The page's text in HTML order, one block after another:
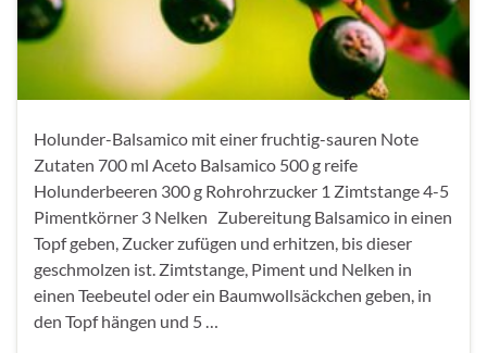
Holunder-Balsamico mit einer fruchtig-sauren Note
Zutaten 700 ml Aceto Balsamico 500 g reife
Holunderbeeren 300 g Rohrohrzucker 1 Zimtstange 4-5
Pimentkörner 3 Nelken Zubereitung Balsamico in einen
Topf geben, Zucker zufügen und erhitzen, bis dieser
geschmolzen ist. Zimtstange, Piment und Nelken in
einen Teebeutel oder ein Baumwollsäckchen geben, in
den Topf hängen und 5 …